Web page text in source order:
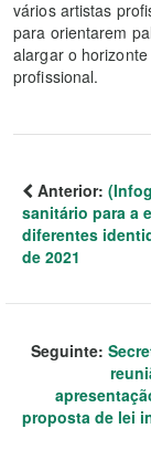
vários artistas
para orientarem
alargar o
profissional.
Anterior:
sanitário para a
diferentes
de 2021
Seguinte:
proposta de lei